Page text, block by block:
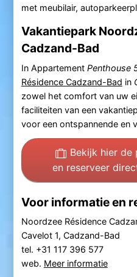
met meubilair,
Vakantiepark
Cadzand-Bad
In Appartement Penthouse
Résidence Cadzand-Bad in
zowel het comfort van uw
faciliteiten van een
voor een ontspannende en
Bekijk hier de
en reserveer
Voor informatie en
Noordzee Résidence
Cavelot 1, Cadzand-Bad
tel. +31 117 396 577
web. Meer informatie